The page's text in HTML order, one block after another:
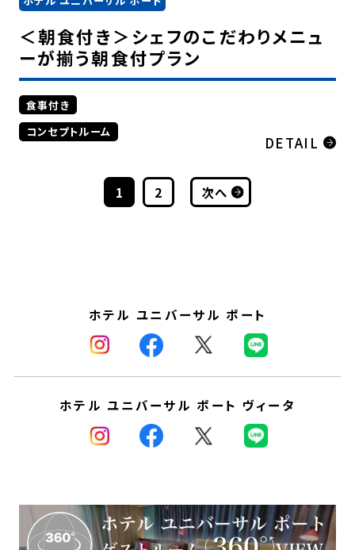
＜朝食付き＞シェフのこだわりメニュ
ーが揃う朝食付プラン
食事付き
コンセプトルーム
DETAIL
1 2 次へ
ホテル ユニバーサル ポート
ホテル ユニバーサル ポート ヴィータ